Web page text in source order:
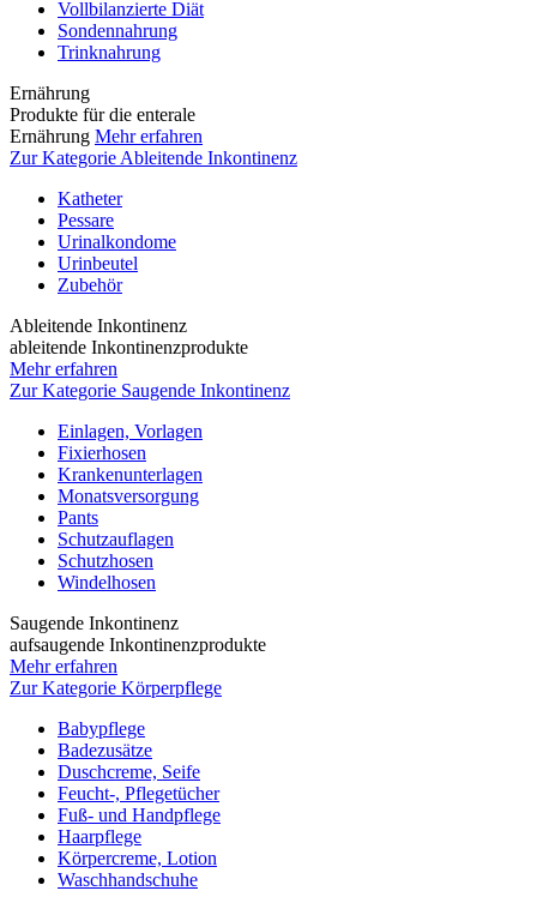
Vollbilanzierte Diät
Sondennahrung
Trinknahrung
Ernährung
Produkte für die enterale
Ernährung Mehr erfahren
Zur Kategorie Ableitende Inkontinenz
Katheter
Pessare
Urinalkondome
Urinbeutel
Zubehör
Ableitende Inkontinenz
ableitende Inkontinenzprodukte
Mehr erfahren
Zur Kategorie Saugende Inkontinenz
Einlagen, Vorlagen
Fixierhosen
Krankenunterlagen
Monatsversorgung
Pants
Schutzauflagen
Schutzhosen
Windelhosen
Saugende Inkontinenz
aufsaugende Inkontinenzprodukte
Mehr erfahren
Zur Kategorie Körperpflege
Babypflege
Badezusätze
Duschcreme, Seife
Feucht-, Pflegetücher
Fuß- und Handpflege
Haarpflege
Körpercreme, Lotion
Waschhandschuhe